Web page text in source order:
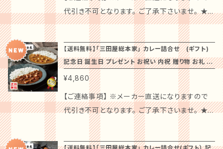
り、離島への配送はお受けできませんので予めご
了承ください。 この「水たき料亭 博多華味鳥 も
つ鍋 セット」で、極上のもつ鍋体験をお楽しみく
ださい。大切な方への贈り物や、自分自身へのご
褒美にも最適な逸品です！
品出来、洗い物も少ないところもポイント。 また
ギフトには焼く以外の用途でも使える写真を含
むアレンジレシピ付きです。 《こだわり味噌》 こ
だわりの味噌は安政２年の老舗醤油醸造元であ
る、上久醤油の味噌ダレを使用。 老舗醤油屋の
独自のブレンドによる米味噌に生姜を効かせた
甘口味噌です。アミノ酸不使用（化学調味料不使
用） 《旨辛味噌》 がつん！と辛さがたまらない。コ
クがあるのでごはんがすすむ味付け。 野菜と一
緒に炒めても非常に美味しい１品です。 《レモン
部に小麦・乳成分・牛肉・大豆・鶏肉・豚肉・りん
ごを含む） 特徴 九州産銘柄鶏「華味鳥」を使用
し、水たき料亭「博多華味鳥」の料理長が監修し
た３種類のチキンカレー。華味鳥のもも肉を加
え、もも肉のジューシーさを最大限に活かした
「華味鳥カレー」、華味鳥の手羽元を丸ごと1本使
用し、じっくり煮込んだ「手羽元カレー」、大きめ
の挽き肉を使用した「粗挽きキーマカレー」。自
慢の「水たきスープ（鶏がらスープ）」を隠し味に
加えることによって、コクのある味わいに仕上げ
ております。 調理方法とお召しあがり方： ＜お
ね肉（九州産）、パン粉、砂糖、醤油、みりん、酒類
調味料、香辛料、衣（パン粉、小麦粉、鶏卵、でん
粉、植物性大豆たん白、食塩、ぶどう糖）／酸味
料、調味料（アミノ酸等）、（一部に小麦・卵・大
豆・鶏肉を含む） 【華味鳥 ささみクリームチーズ
串】 鶏ささみ（九州産）、クリームチーズ、食塩、
香辛料、衣（パン粉、小麦粉、鶏卵、でん粉、植物
性大豆たん白、食塩、ぶどう糖）／乳化剤、（一部
に小麦・卵・乳成分・大豆・鶏肉を含む） 【天草の
塩】 海水 特徴 ： 「華味鳥」の良質な肉質は、ジ
ューシー感としっかりとした歯ごたえを併せ持ち
いても美味しく召しあがれます。 お酒のおつまみ
にはもちろんのこと、お弁当のおかずにもぴった
りです。ピリッとした辛さと、コクのある旨味がや
みつきになる一品です。 美味しいお召しあがり
方 <冷たく召しあがる場合> 凍ったままの商品
を解凍するだけで、お召しあがりいただけます。
（自然解凍の場合） 室温約20°C/約40分 ※解
凍時間は室温により多少異なります。 <温めて
召しあがる場合> 凍ったままの商品を皿にの
せ、ラップをかけずに温めてください。 500W電
子レンジの場合) 2個 約1分 4個 約1分30秒 6
カラメル色素、ベニコウジ色素、（一部に小麦・大
豆・鶏肉・りんごを含む） 【皮串】 鶏皮（九州産）、
タレ（醤油、砂糖、水飴、みりん、アミノ酸液、食
塩、りんご酢、香辛料）／増粘剤（加工でん粉、キ
サンタン）、カラメル色素、ベニコウジ色素、（一
部に小麦・大豆・鶏肉・りんごを含む） 【焼き鳥つ
くね串】 鶏つくね（鶏肉（九州産）、玉葱（国産）、
粒状大豆たん白、つなぎ（でん粉、パン粉）、鶏皮
（九州産）、豚脂、醤油、食塩、発酵調味料、砂
糖）、タレ（醤油、砂糖、水飴、みりん、アミノ酸液、
代引き不可となります。 ご了承下さいませ。 ★
☆配送不可地域☆★ 沖縄・離島は、配送不可と
なります。 ※ギフトカードは、お付け出来ませ
ん。 ※二重包装は不可となります。 商品名：兵
庫「三田屋総本家」黒毛和牛の欧風ちょこっとビ
ーフカレー（10食） 商品内容：110g×10食 賞味
期限：540日 配送方法：常温 特徴：黒毛和牛を
使用し、ルーに肉の旨味が溶け込んだマイルド
なビーフカレーです。少し食べたいときに重宝す
るお茶碗サイズです。 厳選された黒毛和牛を贅
【送料無料】「三田屋総本家」 カレー詰合せ (ギフト)
記念日 誕生日 プレゼント お祝い 内祝 贈り物 お礼 メ
ーカー直送 常温
¥4,860
【ご連絡事項】 ※メーカー直送になりますので
代引き不可となります。 ご了承下さいませ。 ★
☆配送不可地域☆★ 沖縄・離島は、配送不可と
なります。 ※ギフトカードは、お付け出来ませ